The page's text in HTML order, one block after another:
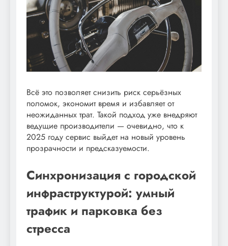
Всё это позволяет снизить риск серьёзных
поломок, экономит время и избавляет от
неожиданных трат. Такой подход уже внедряют
ведущие производители — очевидно, что к
2025 году сервис выйдет на новый уровень
прозрачности и предсказуемости.
Синхронизация с городской
инфраструктурой: умный
трафик и парковка без
стресса